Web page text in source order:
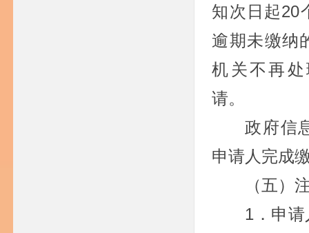
知次日起20
逾期未缴纳
机关不再
请。
政府信
申请人完成
（五）
1．申